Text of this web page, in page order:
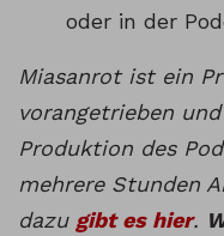
oder in der
Miasanrot ist ein
vorangetrieben
Produktion des
mehrere Stunden
dazu gibt es hier.